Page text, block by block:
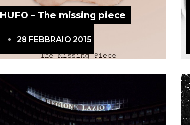
HUFO – The missing piece
28 FEBBRAIO 2015